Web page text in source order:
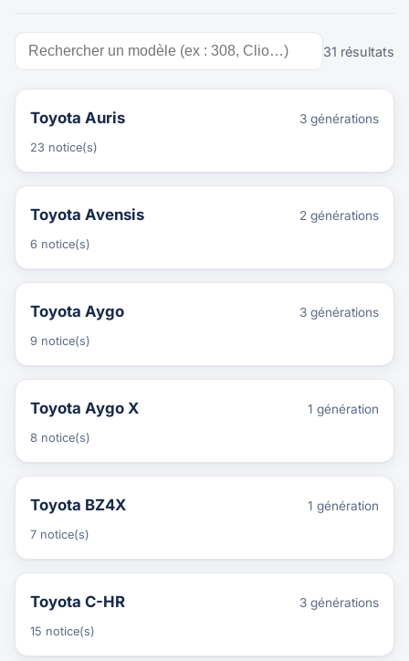
31 résultats
Toyota Auris 3 générations
23 notice(s)
Toyota Avensis 2 générations
6 notice(s)
Toyota Aygo 3 générations
9 notice(s)
Toyota Aygo X 1 génération
8 notice(s)
Toyota BZ4X 1 génération
7 notice(s)
Toyota C-HR 3 générations
15 notice(s)